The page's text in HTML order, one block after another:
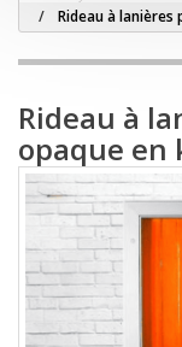
Rideau à
Rideau à
opaque en